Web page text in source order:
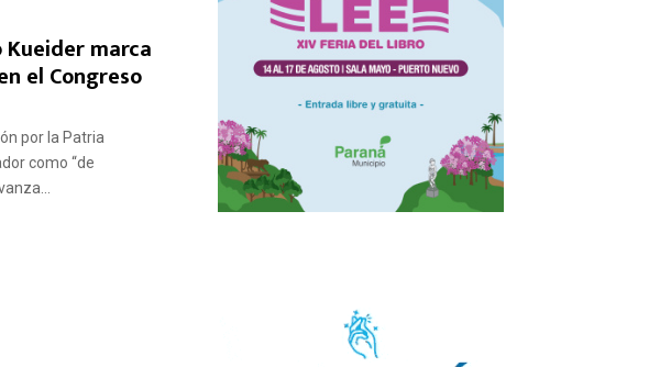
marca
el Congreso
por la Patria
como “de